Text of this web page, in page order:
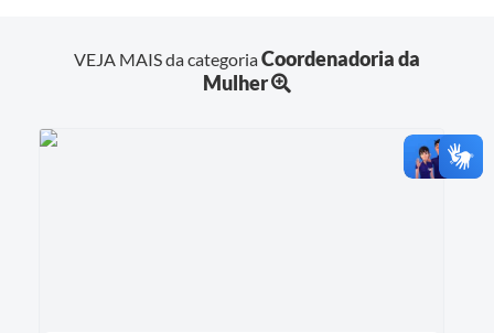
VEJA MAIS da categoriaCoordenadoria da
Mulher